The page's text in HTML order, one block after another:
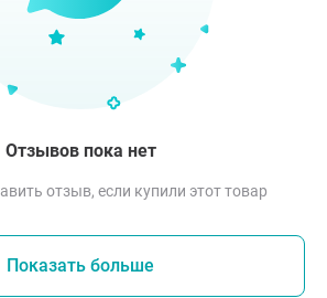
Отзывов пока нет
отзыв, если купили этот товар
Показать больше